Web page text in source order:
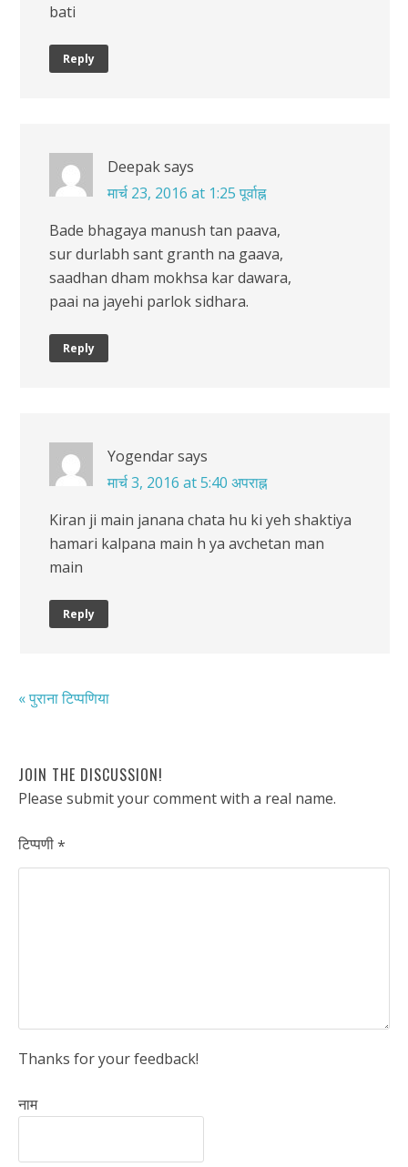
bati
Reply
Deepaksays
मार्च 23, 2016 at 1:25 पूर्वाह्न
Bade bhagaya manush tan paava,
sur durlabh sant granth na gaava,
saadhan dham mokhsa kar dawara,
paai na jayehi parlok sidhara.
Reply
Yogendarsays
मार्च 3, 2016 at 5:40 अपराह्न
Kiran ji main janana chata hu ki yeh shaktiya
hamari kalpana main h ya avchetan man
main
Reply
« पुराना टिप्पणिया
JOIN THE DISCUSSION!
Please submit your comment with a real name.
टिप्पणी*
Thanks for your feedback!
नाम